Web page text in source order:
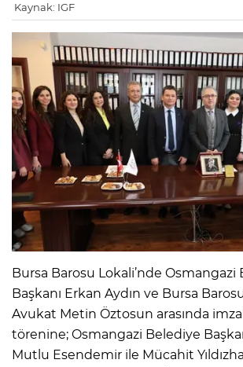
Kaynak: IGF
Bursa Barosu Lokali’nde Osmangazi
Başkanı Erkan Aydın ve Bursa
Avukat Metin Öztosun arasında
törenine; Osmangazi Belediye Başkan
Mutlu Esendemir ile Mücahit